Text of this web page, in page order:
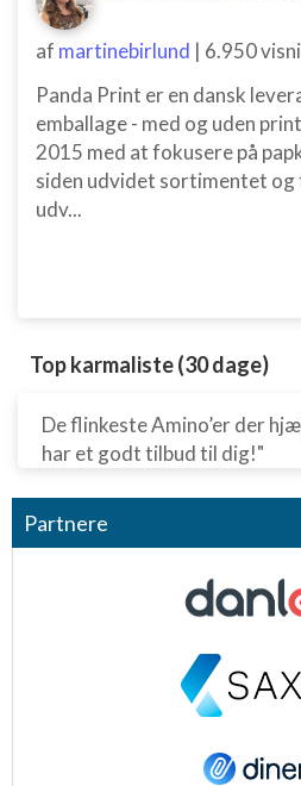
af martinebirlund | 6.950
Panda Print er en dansk
emballage - med og uden
2015 med at fokusere på
siden udvidet sortimentet
udv...
Top karmaliste (30 dage)
De flinkeste Amino’er der
har et godt tilbud til dig!"
Partnere